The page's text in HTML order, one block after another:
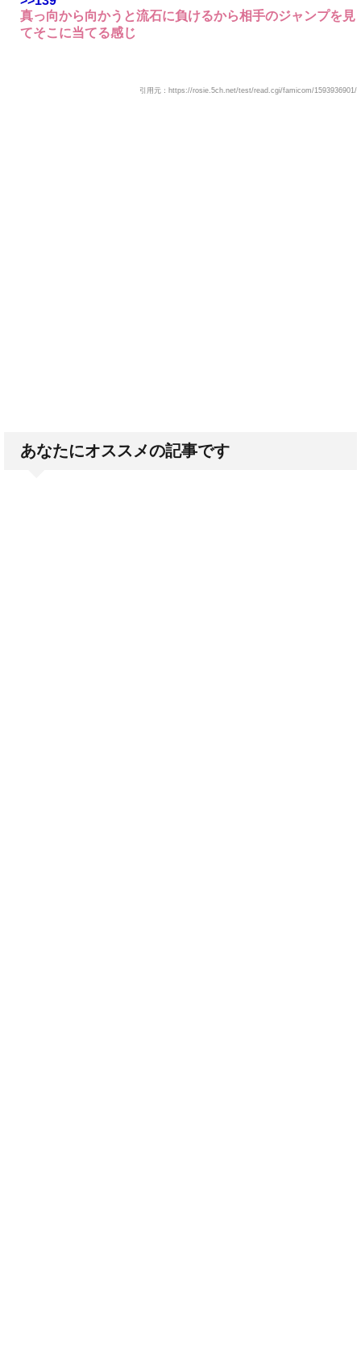
真っ向から向かうと流石に負けるから相手のジャンプを見
てそこに当てる感じ
引用元：https://rosie.5ch.net/test/read.cgi/famicom/1593936901/
あなたにオススメの記事です